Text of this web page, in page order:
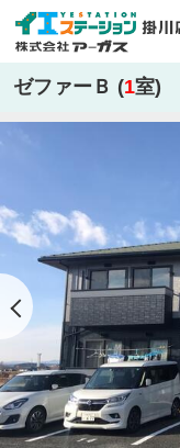
ゼファーＢ (1室)